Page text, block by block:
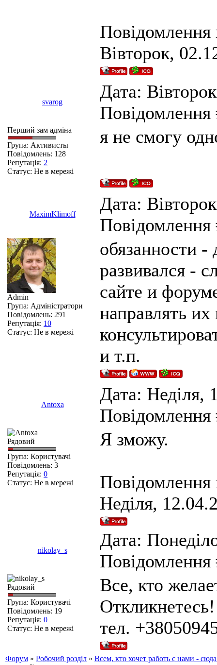
Повідомлення
Вівторок,
svarog
Дата:
Перший зам адміна
Група: Активисты
Повідомлень: 128
Репутація: 2
Статус: Не в мережі
я не смогу
MaximKlimoff
Дата:
Admin
Група: Адміністратори
Повідомлень: 291
Репутація: 10
Статус: Не в мережі
обязанности -
развивался -
сайте и
направлять
и т.п.
Antoxa
Дата: Неділя,
Рядовий
Група: Користувачі
Повідомлень: 3
Репутація: 0
Статус: Не в мережі
Я зможу.
Повідомлення
Неділя,
nikolay_s
Дата:
Рядовий
Група: Користувачі
Повідомлень: 19
Репутація: 0
Статус: Не в мережі
Все, кто
тел.
Форум » Робочий розділ » Всем, кто хочет работь с нами -